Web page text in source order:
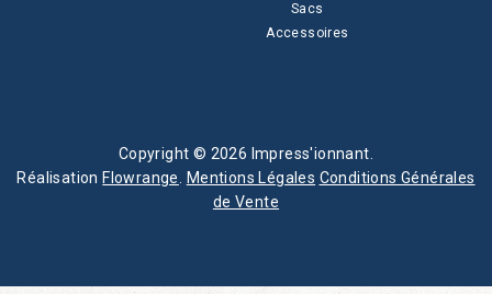
Sacs
Accessoires
Copyright © 2026 Impress'ionnant.
Réalisation Flowrange Mentions Légales Conditions Générales
de Vente